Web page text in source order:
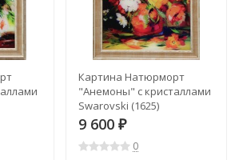
Картина Натюрморт
"Анемоны" с кристаллами
Swarovski (1625)
9 600 ₽
0